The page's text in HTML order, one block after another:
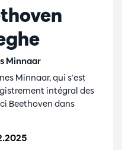
Minnaar
Minnaar, qui s'est
intégral des
Beethoven dans